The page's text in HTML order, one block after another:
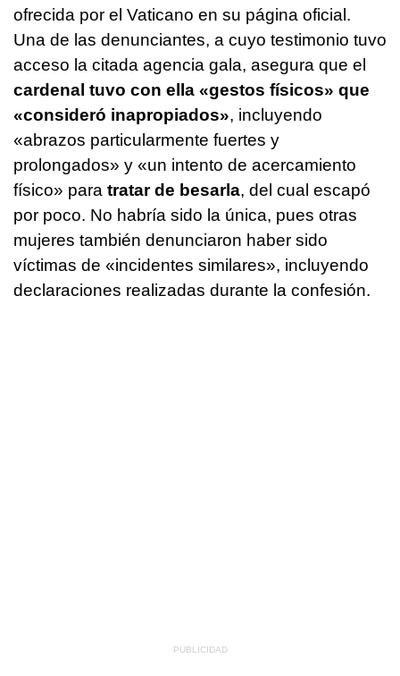
ofrecida por el Vaticano en su página oficial.
Una de las denunciantes, a cuyo testimonio tuvo
acceso la citada agencia gala, asegura que el
cardenal tuvo con ella «gestos físicos» que
«consideró inapropiados», incluyendo
«abrazos particularmente fuertes y
prolongados» y «un intento de acercamiento
físico» para tratar de besarla, del cual escapó
por poco. No habría sido la única, pues otras
mujeres también denunciaron haber sido
víctimas de «incidentes similares», incluyendo
declaraciones realizadas durante la confesión.